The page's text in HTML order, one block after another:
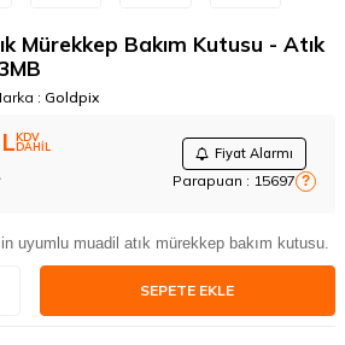
Mürekkep Bakım Kutusu - Atık
: Goldpix
KDV
DAHİL Fiyat Alarmı
Parapuan : 15697 ?
uyumlu muadil atık mürekkep bakım kutusu.
SEPETE EKLE